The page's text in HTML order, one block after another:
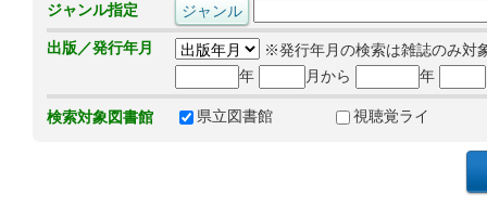
ジャンル指定
出版／発行年月
※発行年月の検索は雑誌のみ対
年
月から 年
検索対象図書館 県立図書館 視聴覚ライ